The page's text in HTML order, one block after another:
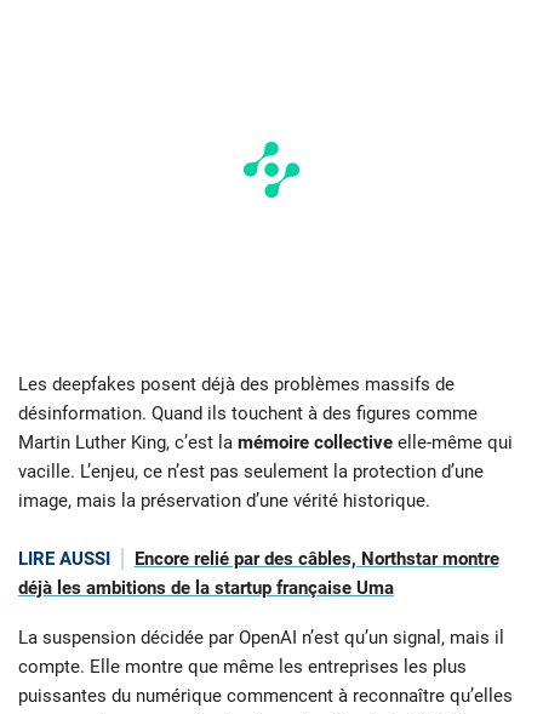
Les deepfakes posent déjà des problèmes massifs de
désinformation. Quand ils touchent à des figures comme
Martin Luther King, c’est la mémoire collective elle-même qui
vacille. L’enjeu, ce n’est pas seulement la protection d’une
image, mais la préservation d’une vérité historique.
LIRE AUSSI
Encore relié par des câbles, Northstar montre
déjà les ambitions de la startup française Uma
La suspension décidée par OpenAI n’est qu’un signal, mais il
compte. Elle montre que même les entreprises les plus
puissantes du numérique commencent à reconnaître qu’elles